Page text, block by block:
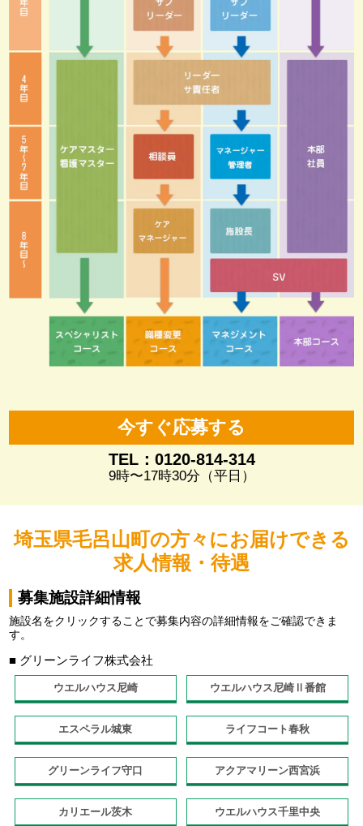
今すぐ応募する
TEL：0120-814-314
9時〜17時30分（平日）
埼玉県毛呂山町の方々にお届けできる
求人情報・待遇
募集施設詳細情報
施設名をクリックすることで募集内容の詳細情報をご確認できま
す。
■ グリーンライフ株式会社
ウエルハウス尼崎 ウエルハウス尼崎Ⅱ番館
エスペラル城東 ライフコート春秋
グリーンライフ守口 アクアマリーン西宮浜
カリエール茨木 ウエルハウス千里中央